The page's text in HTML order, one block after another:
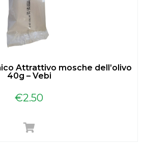
Attrattivo mosche dell’olivo
40g – Vebi
€2.50